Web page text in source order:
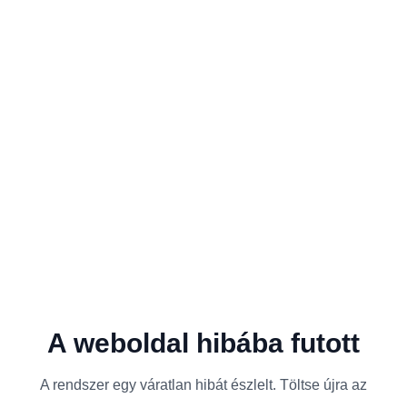
A weboldal hibába futott
A rendszer egy váratlan hibát észlelt. Töltse újra az